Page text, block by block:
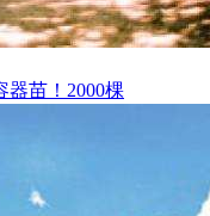
器苗！2000棵